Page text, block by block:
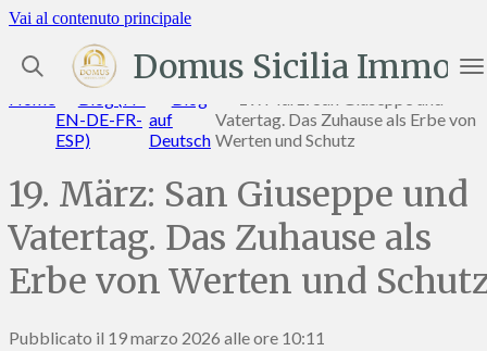
Vai al contenuto principale
Domus Sicilia
EN-DE-FR-
ESP)
auf
Deutsch
Vatertag. Das Zuhause als Erbe von
Werten und Schutz
19. März: San Giuseppe und
Vatertag. Das Zuhause als
Erbe von Werten und
Pubblicato il 19 marzo 2026 alle ore 10:11